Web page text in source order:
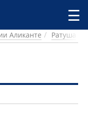
☰
Аликанте Ратуша